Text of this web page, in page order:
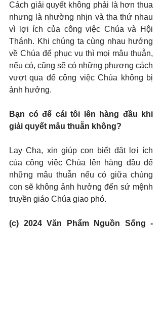
Cách giải quyết không phải là hơn thua
nhưng là nhường nhịn và tha thứ nhau
vì lợi ích của công việc Chúa và Hội
Thánh. Khi chúng ta cùng nhau hướng
về Chúa để phục vụ thì mọi mâu thuẫn,
nếu có, cũng sẽ có những phương cách
vượt qua để công việc Chúa không bị
ảnh hưởng.
Bạn có để cái tôi lên hàng đầu khi
giải quyết mâu thuẫn không?
Lạy Cha, xin giúp con biết đặt lợi ích
của công việc Chúa lên hàng đầu để
những mâu thuẫn nếu có giữa chúng
con sẽ không ảnh hưởng đến sứ mệnh
truyền giáo Chúa giao phó.
(c) 2024 Văn Phẩm Nguồn Sống -